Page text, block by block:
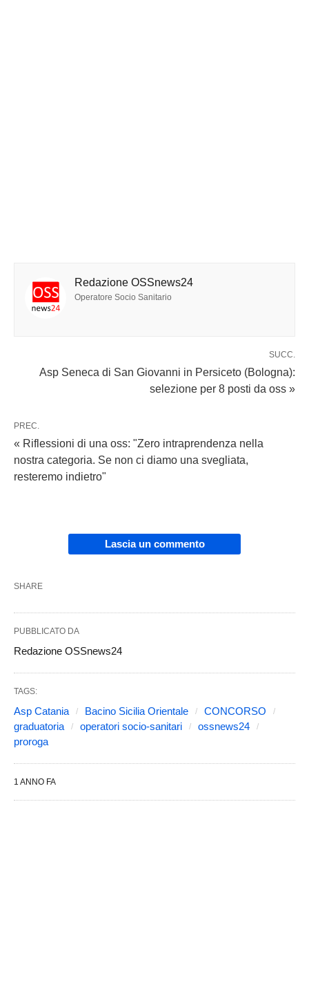
Redazione OSSnews24
Operatore Socio Sanitario
SUCC.
Asp Seneca di San Giovanni in Persiceto (Bologna):
selezione per 8 posti da oss »
PREC.
« Riflessioni di una oss: "Zero intraprendenza nella
nostra categoria. Se non ci diamo una svegliata,
resteremo indietro"
Lascia un commento
SHARE
PUBBLICATO DA
Redazione OSSnews24
TAGS:
Asp Catania Bacino Sicilia Orientale
CONCORSO
graduatoria
operatori socio-sanitari
ossnews24
proroga
1 ANNO FA